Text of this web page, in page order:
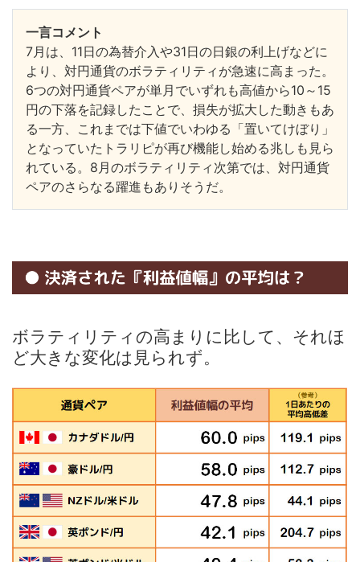
一言コメント
7月は、11日の為替介入や31日の日銀の利上げなどに
より、対円通貨のボラティリティが急速に高まった。
6つの対円通貨ペアが単月でいずれも高値から10～15
円の下落を記録したことで、損失が拡大した動きもあ
る一方、これまでは下値でいわゆる「置いてけぼり」
となっていたトラリピが再び機能し始める兆しも見ら
れている。8月のボラティリティ次第では、対円通貨
ペアのさらなる躍進もありそうだ。
ボラティリティの高まりに比して、それほ
ど大きな変化は見られず。